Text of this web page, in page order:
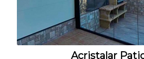
Acristalar